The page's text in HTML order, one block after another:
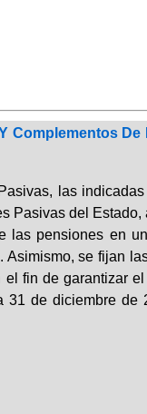
Complementos
las
Pasivas del
las pensiones en
se fijan
fin de garantizar
de diciembre de